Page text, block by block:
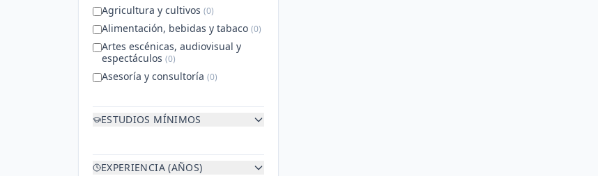
Agricultura y cultivos (0)
Alimentación, bebidas y tabaco (0)
Artes escénicas, audiovisual y
espectáculos (0)
Asesoría y consultoría (0)
center (0)
Automoción y vehículos
ESTUDIOS MÍNIMOS
EXPERIENCIA (AÑOS)